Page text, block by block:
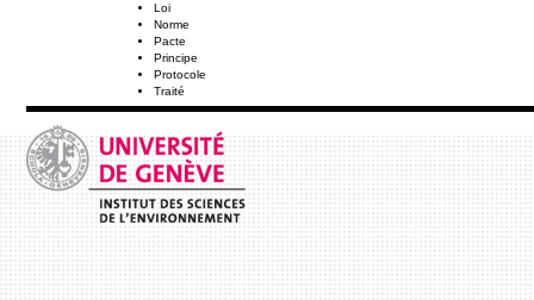
Loi
Norme
Pacte
Principe
Protocole
Traité